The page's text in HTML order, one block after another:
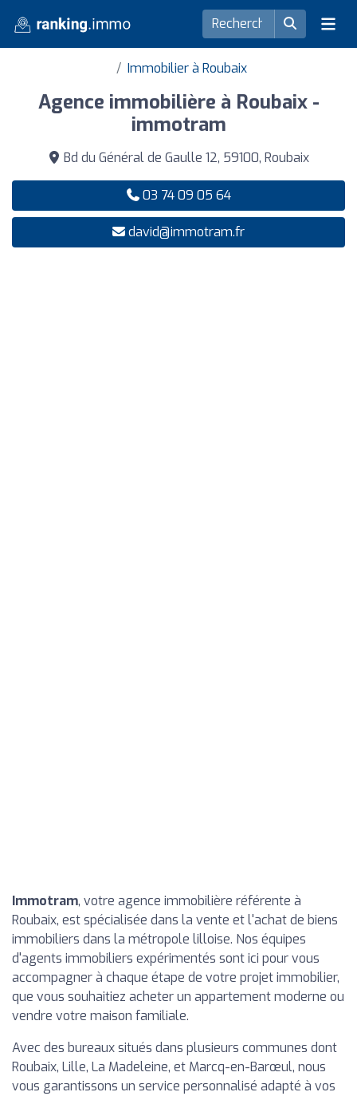
Immobilier à Roubaix
Agence immobilière à Roubaix -
immotram
Bd du Général de Gaulle 12, 59100, Roubaix
03 74 09 05 64
david@immotram.fr
Immotram, votre agence immobilière référente à
Roubaix, est spécialisée dans la vente et l'achat de biens
immobiliers dans la métropole lilloise. Nos équipes
d'agents immobiliers expérimentés sont ici pour vous
accompagner à chaque étape de votre projet immobilier,
que vous souhaitiez acheter un appartement moderne ou
vendre votre maison familiale.
Avec des bureaux situés dans plusieurs communes dont
Roubaix, Lille, La Madeleine, et Marcq-en-Barœul, nous
vous garantissons un service personnalisé adapté à vos